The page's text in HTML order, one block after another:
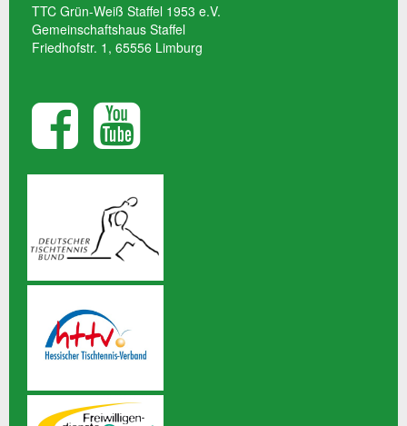
TTC Grün-Weiß Staffel 1953 e.V.
Gemeinschaftshaus Staffel
Friedhofstr. 1, 65556 Limburg